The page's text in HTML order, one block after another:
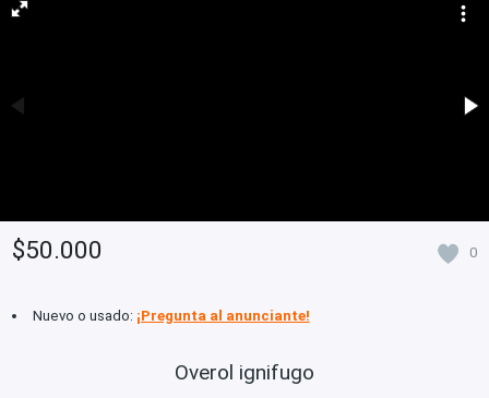
$50.000 0
Nuevo o usado: ¡Pregunta al anunciante!
Overol ignifugo